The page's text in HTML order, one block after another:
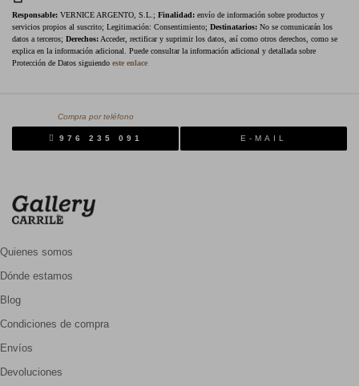
Responsable: VERNICE ARGENTO, S.L.; Finalidad: envío de información sobre productos y
servicios propios al suscrito; Legitimación: Consentimiento; Destinatarios: No se comunicarán los
datos a terceros; Derechos: Acceder, rectificar y suprimir los datos, así como otros derechos, como se
explica en la información adicional. Puede consultar la información adicional y detallada sobre
Protección de Datos siguiendo este enlace
Compra por teléfono
976 235 091 E-MAIL
Quienes somos
Dónde estamos
Blog
Condiciones de compra
Envíos
Devoluciones